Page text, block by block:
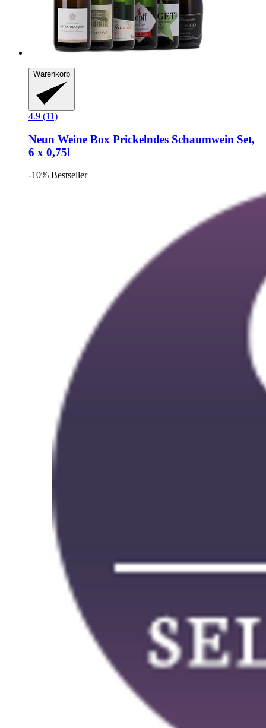
Warenkorb
4.9 (11)
Neun Weine Box Prickelndes Schaumwein Set,
6 x 0,75l
-10% Bestseller